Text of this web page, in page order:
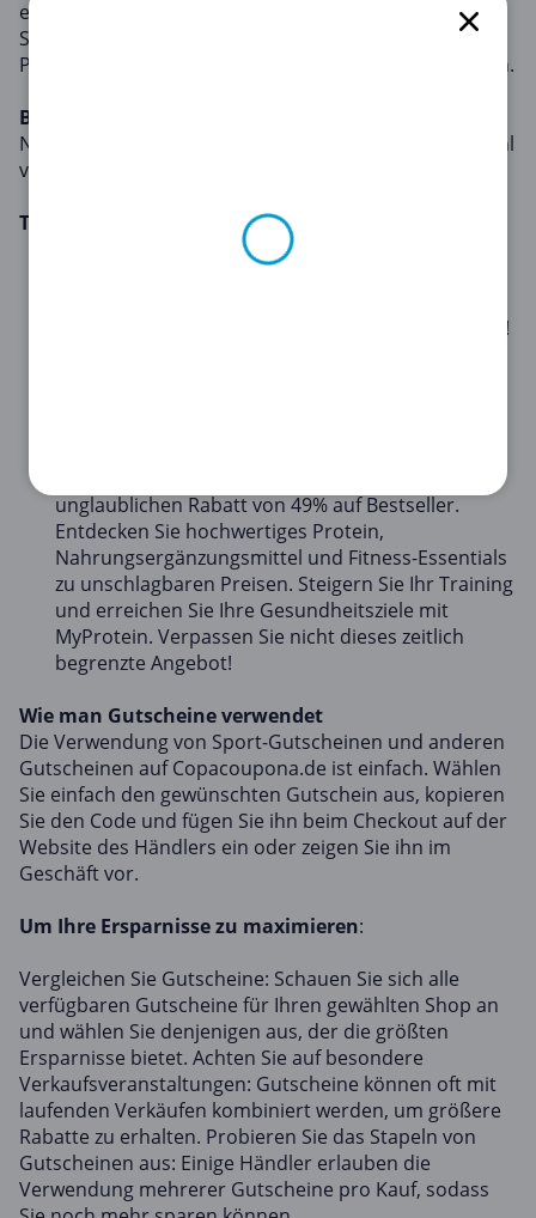
ermöglichen es Ihnen, Ihre gewünschte
Sportausrüstung und Aktivitäten zu erschwinglichen
Preisen zu erhalten und ein gesundes Leben zu führen.
Beliebte Gutscheine
Neben Sport-Gutscheinen bieten wir auch eine Vielzahl
von Gutscheinen für Ihre alltäglichen Bedürfnisse an.
Top-Gutscheine:
erhalten Sie einen exklusiven Rabattcode von 10%!
unglaublichen Rabatt von 49% auf Bestseller.
Entdecken Sie hochwertiges Protein,
Nahrungsergänzungsmittel und Fitness-Essentials
zu unschlagbaren Preisen. Steigern Sie Ihr Training
und erreichen Sie Ihre Gesundheitsziele mit
MyProtein. Verpassen Sie nicht dieses zeitlich
begrenzte Angebot!
Wie man Gutscheine verwendet
Die Verwendung von Sport-Gutscheinen und anderen
Gutscheinen auf Copacoupona.de ist einfach. Wählen
Sie einfach den gewünschten Gutschein aus, kopieren
Sie den Code und fügen Sie ihn beim Checkout auf der
Website des Händlers ein oder zeigen Sie ihn im
Geschäft vor.
Um Ihre Ersparnisse zu maximieren:
Vergleichen Sie Gutscheine: Schauen Sie sich alle
verfügbaren Gutscheine für Ihren gewählten Shop an
und wählen Sie denjenigen aus, der die größten
Ersparnisse bietet. Achten Sie auf besondere
Verkaufsveranstaltungen: Gutscheine können oft mit
laufenden Verkäufen kombiniert werden, um größere
Rabatte zu erhalten. Probieren Sie das Stapeln von
Gutscheinen aus: Einige Händler erlauben die
Verwendung mehrerer Gutscheine pro Kauf, sodass